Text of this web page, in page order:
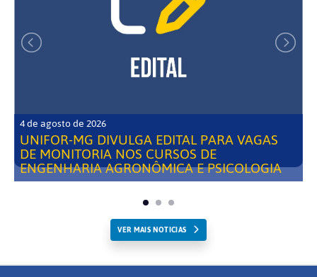
4 de agosto de 2026
UNIFOR-MG DIVULGA EDITAL PARA VAGAS
DE MONITORIA NOS CURSOS DE
ENGENHARIA AGRONÔMICA E PSICOLOGIA
VER MAIS NOTICIAS